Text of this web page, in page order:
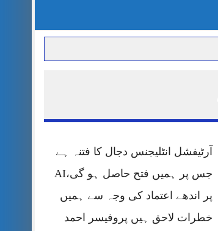
آرٹیفشل انٹلیجنس دجال کا فتنہ ہے
جس پر ہمیں فتح حاصل ہو گی،AI
پر اندھے اعتماد کی وجہ سے ہمیں
خطرات لاحق ہیں پروفیسر احمد